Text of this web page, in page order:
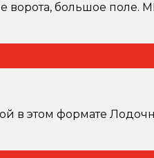
большое поле.
в этом формате